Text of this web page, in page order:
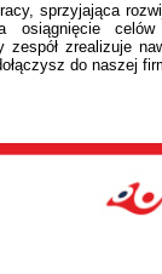
sprzyjająca
osiągnięcie
zrealizuje
do naszej